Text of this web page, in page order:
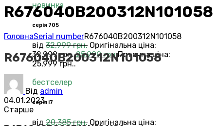
новинка
серія 705
від 32,999грн. Оригінальна ціна:
32,999 грн..25,999грн.Поточна ціна:
25,999 грн..
бестселер
серія i7
від 20,385грн. Оригінальна ціна:
R676040B200312N101058
ГоловнаSerial numberR676040B200312N101058
R676040B200312N101058
Від admin
04.01.2023
Старше